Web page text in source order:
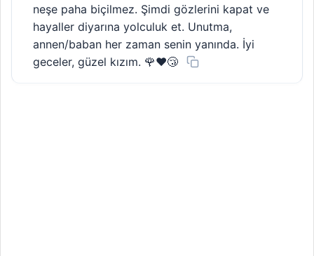
neşe paha biçilmez. Şimdi gözlerini kapat ve
hayaller diyarına yolculuk et. Unutma,
annen/baban her zaman senin yanında. İyi
geceler, güzel kızım. 🌹❤️😴